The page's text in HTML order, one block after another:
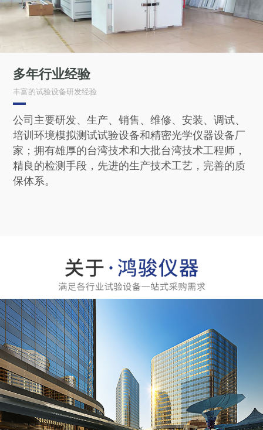
多年行业经验
丰富的试验设备研发经验
公司主要研发、生产、销售、维修、安装、调试、
培训环境模拟测试试验设备和精密光学仪器设备厂
家；拥有雄厚的台湾技术和大批台湾技术工程师，
精良的检测手段，先进的生产技术工艺，完善的质
保体系。